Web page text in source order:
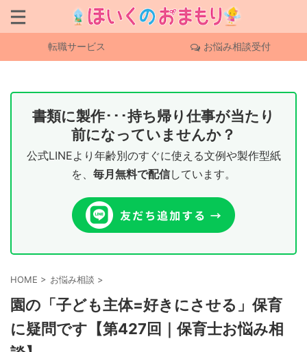
転職サービス お悩み相談受付
書類に製作･･･持ち帰り仕事が当たり
前になっていませんか？
公式LINEより年齢別のすぐに使える文例や製作型紙
を、 毎月無料で配信しています。
HOME > お悩み相談 >
園の「子ども主体=好きにさせる」保育
に疑問です【第427回｜保育士お悩み相